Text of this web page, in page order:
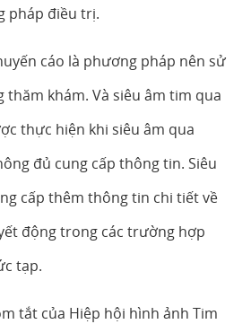
pháp điều trị.
cáo là phương pháp nên sử
khám. Và siêu âm tim qua
thực hiện khi siêu âm qua
đủ cung cấp thông tin. Siêu
cấp thêm thông tin chi tiết về
động trong các trường hợp
tạp.
tắt của Hiệp hội hình ảnh Tim